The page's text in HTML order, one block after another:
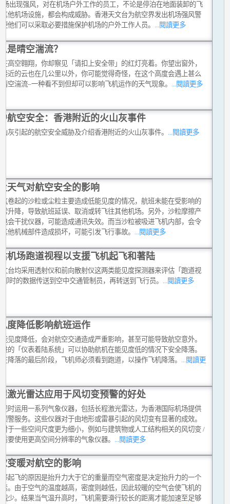
场出现强风，对在机场户外工作的员工，不论是停泊在地面装卸的飞
他机场设施，都会构成威胁。香港天文台为航空界发出机场强风警
他们可以采取必要措施保护机场的户外工作人员。 ...閱讀更多
是晴空湍流？
高空翱翔，你却察见「请扣上安全带」的红灯亮着。你望出窗外，
近的云也在几公里以外，你可能觉得奇怪，在这个高度会遇上甚么
空湍流–一种看不到但却可以影响飞机运作的天气现象。
...閱讀更多
航空安全：香港附近的火山灰事件
灰引起的航空安全威胁及介绍香港附近的火山灰事件。 ...閱讀更多
天气对航空安全的影响
卷起的沙粒或尘粒主要造成低能见度的情况，航班未能在受影响的
升降，导致航班延误、取消或转飞往其他机场。另外，沙粒摩擦产
会干扰仪器，可能造成通讯失效。而当沙粒被吸进飞机内部，会令
他机械部件造成损坏，可能引发飞行事故。 ...閱讀更多
机场跑道视程以支援飞机起飞和著陆
台均采用透射仪和前向散射仪这两类能见度探测器来评估「跑道视
即时的数据传送到空中交通管制员，再转送到飞行员。
...閱讀更多
度降低影响航班运作
见度降低，会对航空交通造成严重影响，甚至可能导致航空意外。
的「仪表着陆系统」可以协助航机在能见度低的情况下安全降落。
降落的最后阶段，飞机师必须看到跑道，以操作飞机降落。 ...閱讀更
激光雷达应用于风切变预警的好处
时运用一系列气象仪器，包括长程激光雷达，为香港国际机场提供
警服务。这些仪器对于由地形或雷暴引起的风切变有显著的成效。
于一些空间尺度更为细小，例如与建筑物或人工结构相关的风切变 /
要使用更高空间分辨率的气象仪器。
...閱讀更多
变暖对航空的影响
起飞的原因是抬升力大于它的重量而空气密度是决定抬升力的一个
。由于空气的温度越高，密度则越低，因此较暖的空气会使飞机的
少。结果当气温升高时，飞机需要滑行较长的距离才能加速至足够